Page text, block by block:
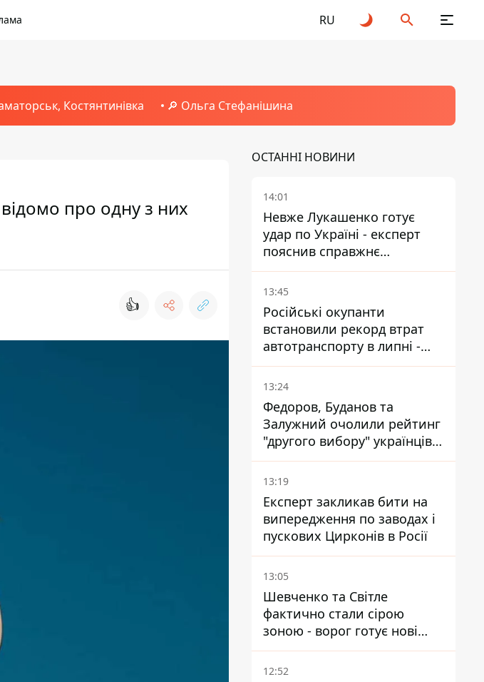
RU
Костянтинівка 🔎 Ольга Стефанішина
про одну з них
👍
ОСТАННІ НОВИНИ
14:01
Невже Лукашенко готує
удар по Україні - експерт
пояснив справжнє
призначення нової
гомельської бригади
13:45
Російські окупанти
встановили рекорд втрат
автотранспорту в липні -
майже 14 тисяч одиниць
13:24
Федоров, Буданов та
Залужний очолили рейтинг
"другого вибору" українців -
опитування показало
альтернативні симпатії
13:19
Експерт закликав бити на
випередження по заводах і
пускових Цирконів в Росії
13:05
Шевченко та Світле
фактично стали сірою
зоною - ворог готує нові
атаки на Добропільському
напрямку
12:52